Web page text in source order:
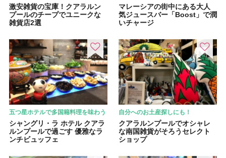
激安雑貨の宝庫！クアラルン
プールのチープでユニークな
雑貨店2選
マレーシアの街中にある大人
気ジュースバー「Boost」で潤
いチャージ
五つ星ホテルで多国籍料理を味わう
シャングリ・ラ ホテル クアラ
ルンプールで過ごす 優雅なラ
ンチビュッフェ
自分へのお土産探しにも！
クアラルンプールでオシャレ
な南国雑貨がそろうセレクト
ショップ